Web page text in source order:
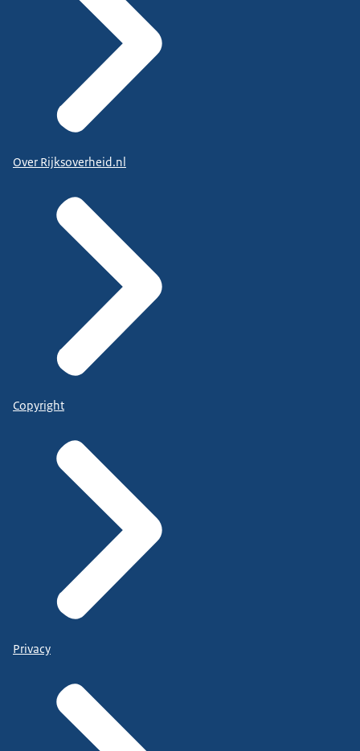
Over Rijksoverheid.nl
Copyright
Privacy